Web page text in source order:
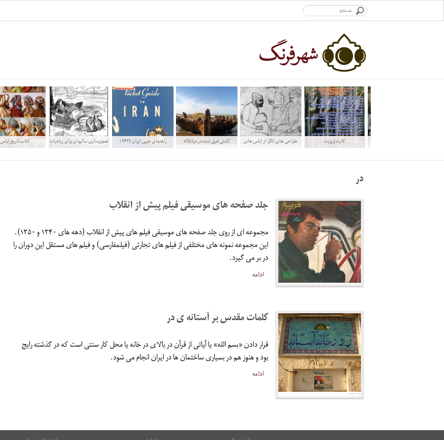
کتاب تاریخ لباس
تصویرسازی سالیوان برای رباعیات
راهنمای جیبی ایران (۱۹۴۳
کشتی غرق شده در میانکاله
طراحی های انگر از لباس های
کارت ویزیت
در
جلد صفحه های موسیقی فیلم پیش از انقلاب
مجموعه ای از روی جلد صفحه های موسیقی فیلم های پیش از انقلاب (دهه های ۱۳۴۰ و ۱۳۵۰).
این مجموعه نمونه های مختلفی از فیلم های تجارتی (فیلمفارسی) و فیلم های مستقل این دوران را
در بر می گیرد.
ادامه
کلمات مقدس بر آستانه ی در
قرار دادن «بسم الله» یا آیاتی از قرآن در بالای در خانه یا محل کار سنتی است که در گذشته رایج
بود و هنوز هم در بسیاری ساختمان ها در ایران انجام می شود.
ادامه